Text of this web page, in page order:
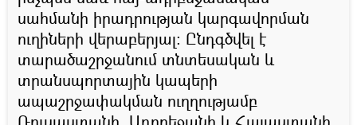
սահմանի իրադրության կարգավորման
ուղիների վերաբերյալ: Ընդգծվել է
տարածաշրջանում տնտեսական և
տրանսպորտային կապերի
ապաշրջափակման ուղղությամբ